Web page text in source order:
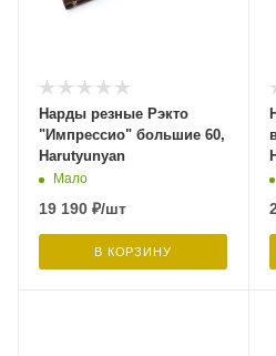
Нарды резные Рэкто
"Импрессио" большие 60,
Harutyunyan
Мало
19 190 ₽/шт
В КОРЗИНУ